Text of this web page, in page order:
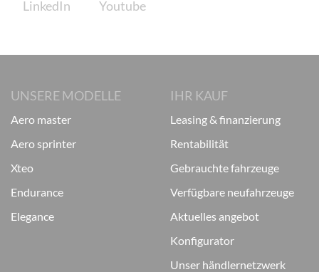
UNSERE MODELLE
aero master
aero sprinter
xteo
endurance
elegance
IHR KAUF
leasing & finanzierung
rentabilität
gebrauchte fahrzeuge
verfügbare neufahrzeuge
aktuelles angebot
konfigurator
unser händlernetzwerk